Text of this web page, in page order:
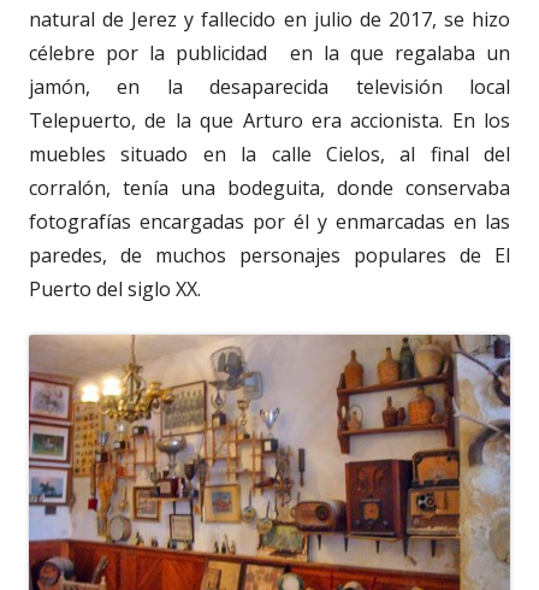
natural de Jerez y fallecido en julio de 2017, se hizo
célebre por la publicidad
en la que regalaba un
jamón, en la desaparecida televisión local
Telepuerto, de la que Arturo era accionista. En los
muebles situado en la calle Cielos, al final del
corralón, tenía una bodeguita, donde conservaba
fotografías encargadas por él y enmarcadas en las
paredes, de muchos personajes populares de El
Puerto del siglo XX.